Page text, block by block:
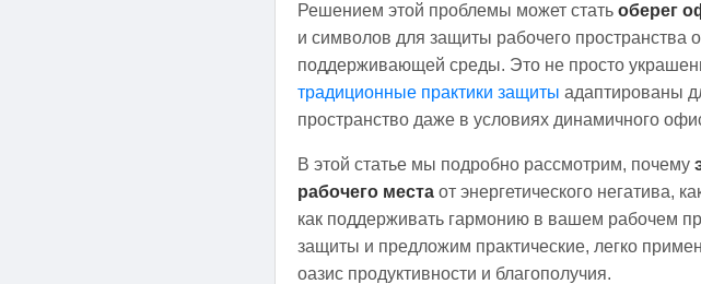
Решением этой проблемы может стать оберег
и символов для защиты рабочего пространства
поддерживающей среды. Это не просто
традиционные практики защиты адаптированы
пространство даже в условиях динамичного
В этой статье мы подробно рассмотрим, почему
рабочего места от энергетического негатива,
как поддерживать гармонию в вашем рабочем
защиты и предложим практические, легко
оазис продуктивности и благополучия.